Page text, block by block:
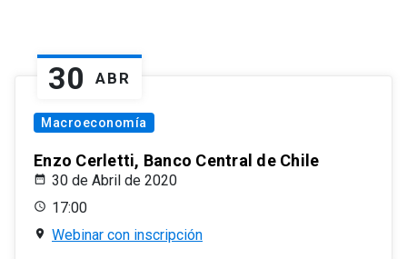
30 ABR
Macroeconomía
Enzo Cerletti, Banco Central de Chile
30 de Abril de 2020
17:00
Webinar con inscripción